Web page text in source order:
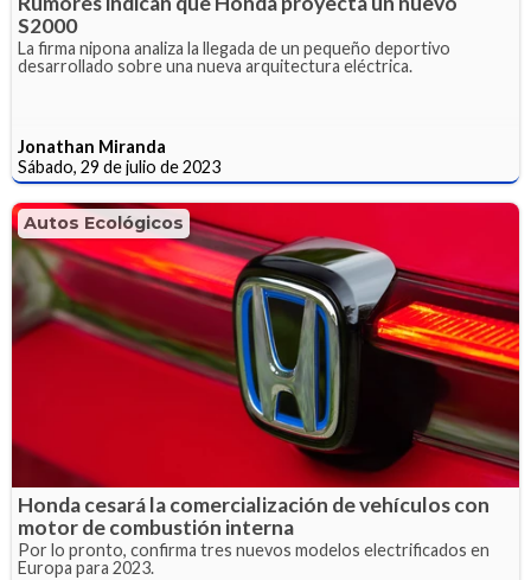
S2000
La firma nipona analiza la llegada de un pequeño deportivo
desarrollado sobre una nueva arquitectura eléctrica.
Jonathan Miranda
Sábado, 29 de julio de 2023
Autos Ecológicos
Honda cesará la comercialización de vehículos con
motor de combustión interna
Por lo pronto, confirma tres nuevos modelos electrificados en
Europa para 2023.